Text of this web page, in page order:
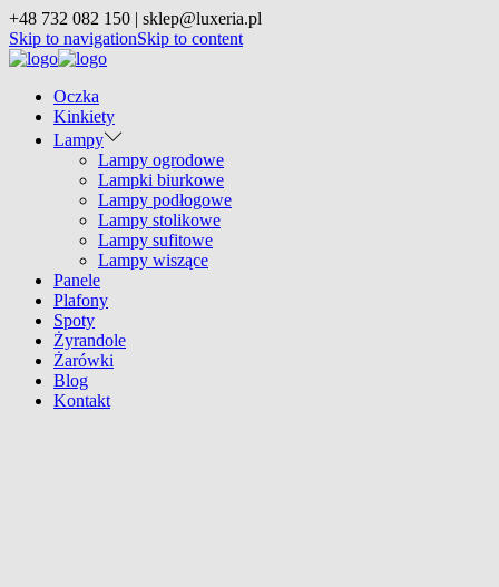
+48 732 082 150 | sklep@luxeria.pl
Skip to navigationSkip to content
Oczka
Kinkiety
Lampy
Lampy ogrodowe
Lampki biurkowe
Lampy podłogowe
Lampy stolikowe
Lampy sufitowe
Lampy wiszące
Panele
Plafony
Spoty
Żyrandole
Żarówki
Blog
Kontakt